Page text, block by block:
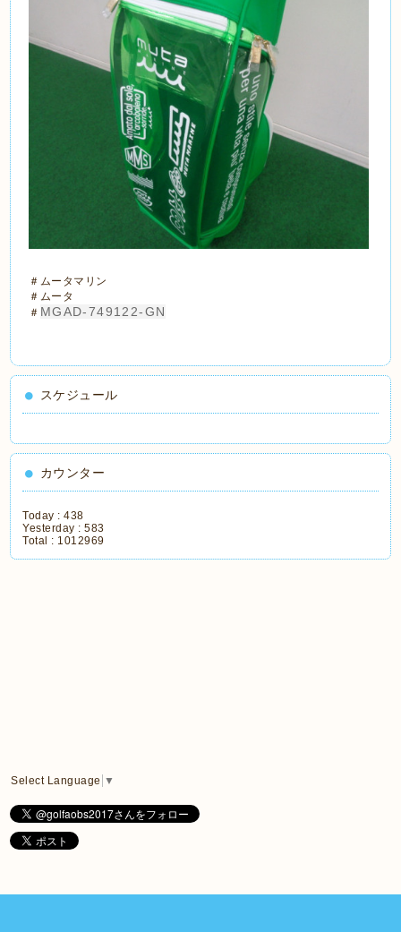
＃ムータマリン
＃ムータ
＃ MGAD-749122-GN
スケジュール
カウンター
Today :438
Yesterday :583
Total : 1012969
Select Language ▼